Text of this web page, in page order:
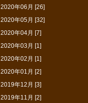
2020年06月 [26]
2020年05月 [32]
2020年04月 [7]
2020年03月 [1]
2020年02月 [1]
2020年01月 [2]
2019年12月 [3]
2019年11月 [2]